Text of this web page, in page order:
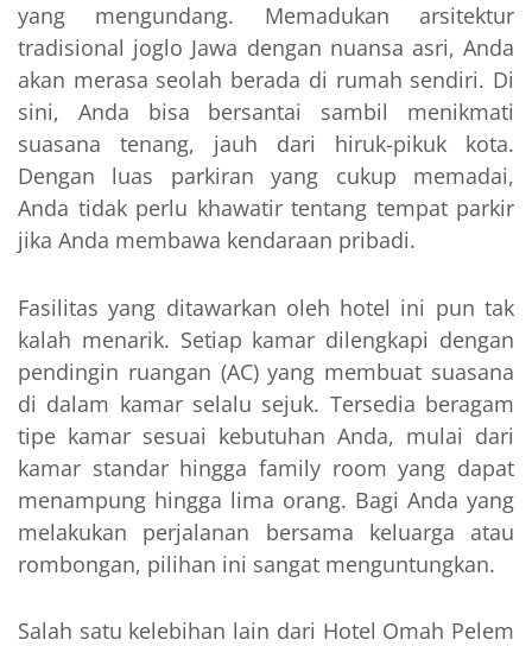
yang mengundang. Memadukan arsitektur
tradisional joglo Jawa dengan nuansa asri, Anda
akan merasa seolah berada di rumah sendiri. Di
sini, Anda bisa bersantai sambil menikmati
suasana tenang, jauh dari hiruk-pikuk kota.
Dengan luas parkiran yang cukup memadai,
Anda tidak perlu khawatir tentang tempat parkir
jika Anda membawa kendaraan pribadi.
Fasilitas yang ditawarkan oleh hotel ini pun tak
kalah menarik. Setiap kamar dilengkapi dengan
pendingin ruangan (AC) yang membuat suasana
di dalam kamar selalu sejuk. Tersedia beragam
tipe kamar sesuai kebutuhan Anda, mulai dari
kamar standar hingga family room yang dapat
menampung hingga lima orang. Bagi Anda yang
melakukan perjalanan bersama keluarga atau
rombongan, pilihan ini sangat menguntungkan.
Salah satu kelebihan lain dari Hotel Omah Pelem